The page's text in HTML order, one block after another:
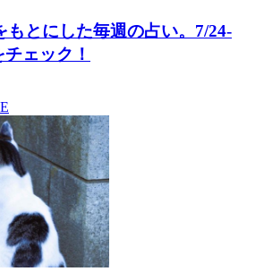
もとにした毎週の占い。7/24-
ェック！